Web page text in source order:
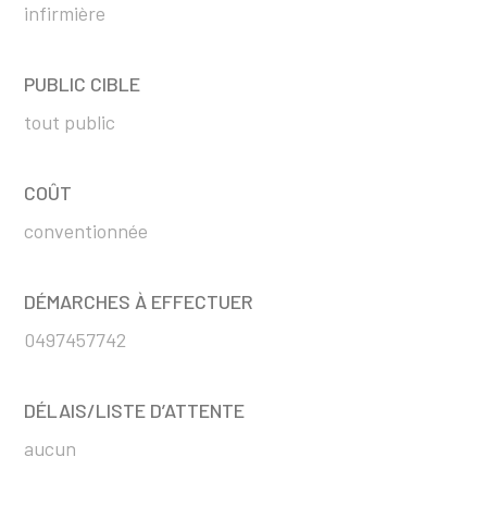
infirmière
PUBLIC CIBLE
tout public
COÛT
conventionnée
DÉMARCHES À EFFECTUER
0497457742
DÉLAIS/LISTE D’ATTENTE
aucun